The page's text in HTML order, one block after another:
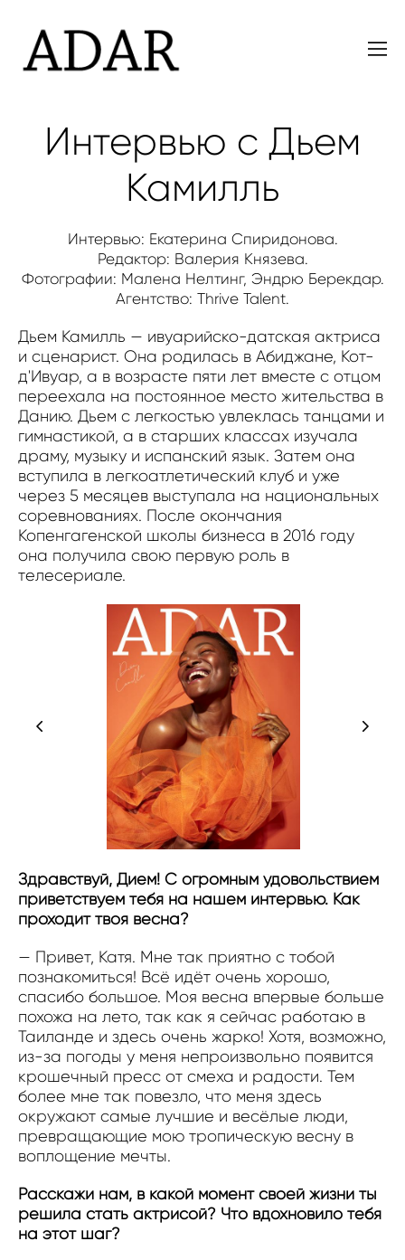
Интервью с Дьем
Камилль
Интервью: Екатерина Спиридонова.
Редактор: Валерия Князева.
Фотографии: Малена Нелтинг, Эндрю Берекдар.
Агентство: Thrive Talent.
Дьем Камилль — ивуарийско-датская актриса
и сценарист. Она родилась в Абиджане, Кот-
д'Ивуар, а в возрасте пяти лет вместе с отцом
переехала на постоянное место жительства в
Данию. Дьем с легкостью увлеклась танцами и
гимнастикой, а в старших классах изучала
драму, музыку и испанский язык. Затем она
вступила в легкоатлетический клуб и уже
через 5 месяцев выступала на национальных
соревнованиях. После окончания
Копенгагенской школы бизнеса в 2016 году
она получила свою первую роль в
телесериале.
Здравствуй, Дием! С огромным удовольствием
приветствуем тебя на нашем интервью. Как
проходит твоя весна?
— Привет, Катя. Мне так приятно с тобой
познакомиться! Всё идёт очень хорошо,
спасибо большое. Моя весна впервые больше
похожа на лето, так как я сейчас работаю в
Таиланде и здесь очень жарко! Хотя, возможно,
из-за погоды у меня непроизвольно появится
крошечный пресс от смеха и радости. Тем
более мне так повезло, что меня здесь
окружают самые лучшие и весёлые люди,
превращающие мою тропическую весну в
воплощение мечты.
Расскажи нам, в какой момент своей жизни ты
решила стать актрисой? Что вдохновило тебя
на этот шаг?